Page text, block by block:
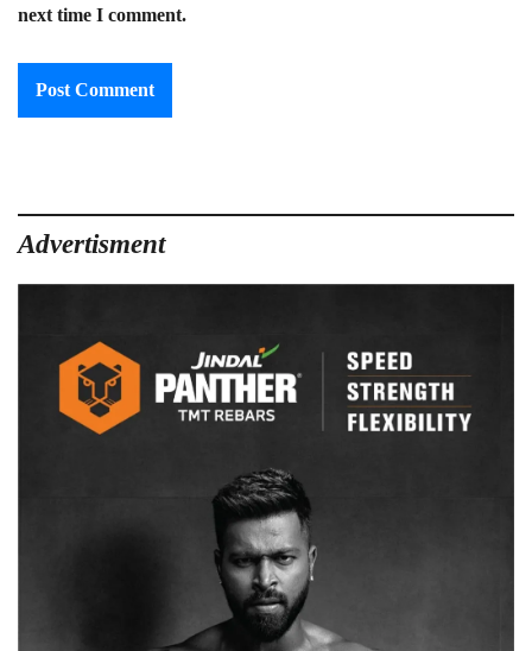
next time I comment.
Advertisment